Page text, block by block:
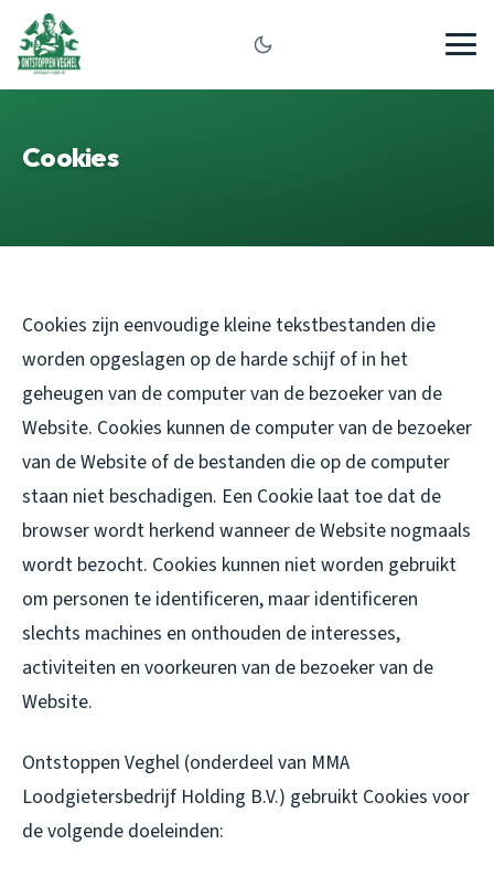
Cookies
Cookies zijn eenvoudige kleine tekstbestanden die
worden opgeslagen op de harde schijf of in het
geheugen van de computer van de bezoeker van de
Website. Cookies kunnen de computer van de bezoeker
van de Website of de bestanden die op de computer
staan niet beschadigen. Een Cookie laat toe dat de
browser wordt herkend wanneer de Website nogmaals
wordt bezocht. Cookies kunnen niet worden gebruikt
om personen te identificeren, maar identificeren
slechts machines en onthouden de interesses,
activiteiten en voorkeuren van de bezoeker van de
Website.
Ontstoppen Veghel (onderdeel van MMA
Loodgietersbedrijf Holding B.V.) gebruikt Cookies voor
de volgende doeleinden: